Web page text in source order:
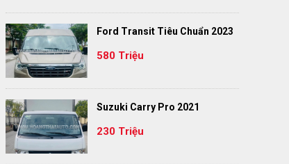
Ford Transit Tiêu Chuẩn 2023
580 Triệu
Suzuki Carry Pro 2021
230 Triệu